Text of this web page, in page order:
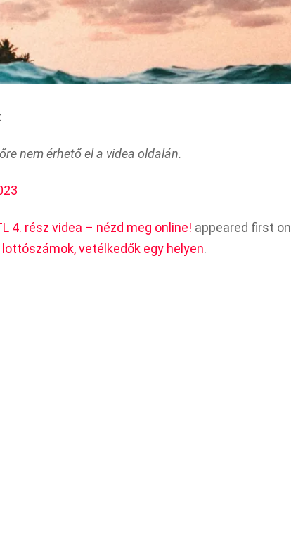
nem érhető el a videa oldalán.
4. rész videa – nézd meg online! appeared first on
vetélkedők egy helyen.